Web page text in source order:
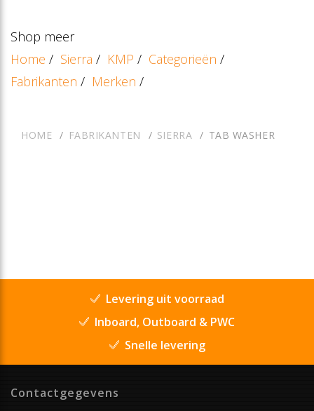
Shop meer
Home / Sierra / KMP / Categorieën /
Fabrikanten / Merken /
HOME FABRIKANTEN SIERRA TAB WASHER
Levering uit voorraad
Inboard, Outboard & PWC
Snelle levering
Contactgegevens